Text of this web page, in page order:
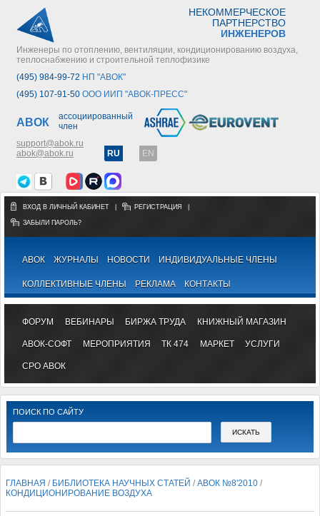
НЕКОММЕРЧЕСКОЕ
ПАРТНЕРСТВО
ИНЖЕНЕРОВ
Инженеры по отоплению, вентиляции, кондиционированию воздуха,
теплоснабжению и строительной теплофизике
(495) 984-99-72 НП "АВОК"
(495) 107-91-50 ООО ИИП "АВОК-ПРЕСС"
АВОК
ассоциированный
член
support@abok.ru
abok@abok.ru
RU EN
ВХОД В ЛИЧНЫЙ КАБИНЕТ РЕГИСТРАЦИЯ
ЗАБЫЛИ ПАРОЛЬ?
АВОК ЖУРНАЛЫ НОВОСТИ ИНДИВИДУАЛЬНЫЕ ЧЛЕНЫ
КОЛЛЕКТИВНЫЕ ЧЛЕНЫ РЕКЛАМА КОНТАКТЫ
ФОРУМ ВЕБИНАРЫ БИРЖА ТРУДА КНИЖНЫЙ МАГАЗИН
АВОК-СОФТ МЕРОПРИЯТИЯ ТК 474 МАРКЕТ УСЛУГИ
СРО АВОК
ПОИСК ПО САЙТУ
ГЛАВНАЯ / БИБЛИОТЕКА НАУЧНЫХ СТАТЕЙ /АВОК №8'2010 /
КОНДИЦИОНИРОВАНИЕ ВОЗДУХА